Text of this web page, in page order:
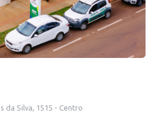
da Silva, 1515 - Centro